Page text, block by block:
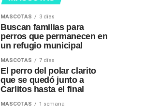
MASCOTAS 3 días
Buscan familias para
perros que permanecen en
un refugio municipal
MASCOTAS 7 días
El perro del polar clarito
que se quedó junto a
Carlitos hasta el final
MASCOTAS 1 semana